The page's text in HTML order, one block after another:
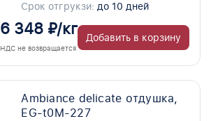
Срок отгрукзи: до 10 дней
6 348 ₽/кг
НДС не возвращается
Добавить в корзину
Ambiance delicate отдушка,
EG-t0M-227